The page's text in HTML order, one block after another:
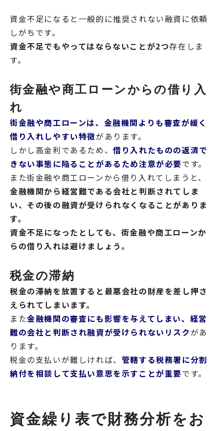
資金不足になると一般的に推奨されない融資に依頼
しがちです。
資金不足でもやってはならないことが2つ存在しま
す。
街金融や商工ローンからの借り入
れ
街金融や商工ローンは、金融機関よりも審査が緩く
借り入れしやすい特徴があります。
しかし高金利であるため、借り入れたものの返済で
きない事態に陥ることがあるため注意が必要です。
また街金融や商工ローンから借り入れてしまうと、
金融機関から経営難である会社と判断されてしま
い、その後の融資が受けられなくなることがありま
す。
資金不足になったとしても、街金融や商工ローンか
らの借り入れは避けましょう。
税金の滞納
税金の滞納を放置すると最悪会社の財産を差し押さ
えられてしまいます。
また金融機関の審査にも影響を与えてしまい、経営
難の会社と判断され融資が受けられないリスクがあ
ります。
税金の支払いが難しければ、 管轄する税務署に分割
納付を相談して支払い意思を示すことが重要です。
資金繰り表で財務分析をお